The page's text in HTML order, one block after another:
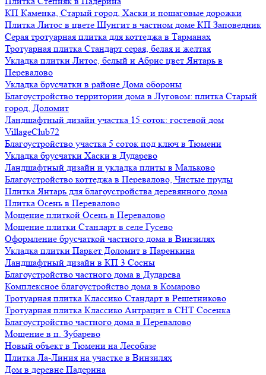
КП Каменка, Старый город, Хаски и пошаговые дорожки
Плитка Литос в цвете Шунгит в частном доме КП Заповедник
Серая тротуарная плитка для коттеджа в Тарманах
Тротуарная плитка Стандарт серая, белая и желтая
Укладка плитки Литос, белый и Абрис цвет Янтарь в
Перевалово
Укладка брусчатки в районе Дома обороны
Благоустройство территории дома в Луговом: плитка Старый
город, Доломит
Ландшафтный дизайн участка 15 соток: гостевой дом
VillageClub72
Благоустройство участка 5 соток под ключ в Тюмени
Укладка брусчатки Хаски в Дударево
Ландшафтный дизайн и укладка плиты в Мальково
Благоустройство коттеджа в Перевалово, Чистые пруды
Плитка Янтарь для благоустройства деревянного дома
Плитка Осень в Перевалово
Мощение плиткой Осень в Перевалово
Мощение плитки Стандарт в селе Гусево
Оформление брусчаткой частного дома в Винзилях
Укладка плитки Паркет Доломит в Паренкина
Ландшафтный дизайн в КП 3 Сосны
Благоустройство частного дома в Дударева
Комплексное благоустройство дома в Комарово
Тротуарная плитка Классико Стандарт в Решетниково
Тротуарная плитка Классико Антрацит в СНТ Сосенка
Благоустройство частного дома в Перевалово
Мощение в п. Зубарево
Новый объект в Тюмени на Лесобазе
Плитка Ла-Линия на участке в Винзилях
Дом в деревне Падерина